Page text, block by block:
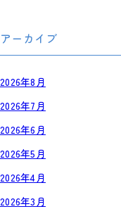
アーカイブ
2026年8月
2026年7月
2026年6月
2026年5月
2026年4月
2026年3月